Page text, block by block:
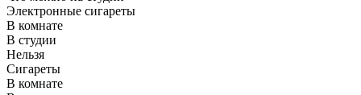
Электронные сигареты
В комнате
В студии
Нельзя
Сигареты
В комнате